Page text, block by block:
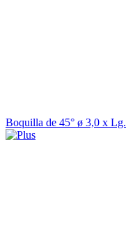
Boquilla de 45° ø 3,0 x